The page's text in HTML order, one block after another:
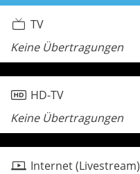
TV
Keine Übertragungen
HD-TV
Keine Übertragungen
Internet (Livestream)